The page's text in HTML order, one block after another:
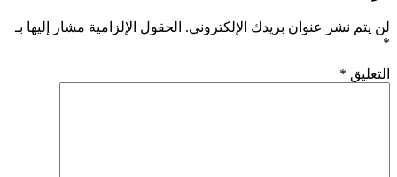
لن يتم نشر عنوان بريدك الإلكتروني. الحقول الإلزامية مشار إليها بـ
*
التعليق *